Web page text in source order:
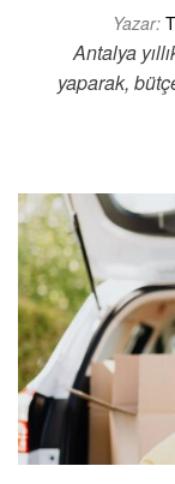
Yazar:
Antalya
yaparak,